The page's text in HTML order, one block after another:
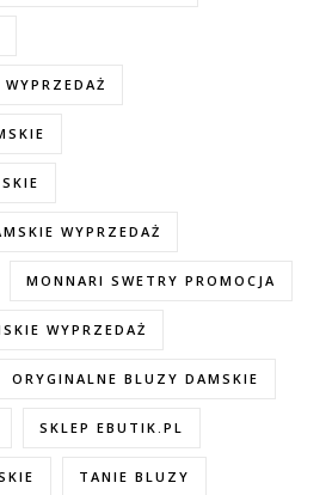
WYPRZEDAŻ
MONNARI SWETRY PROMOCJA
WYPRZEDAŻ
ORYGINALNE BLUZY DAMSKIE
SKLEP EBUTIK.PL
TANIE BLUZY